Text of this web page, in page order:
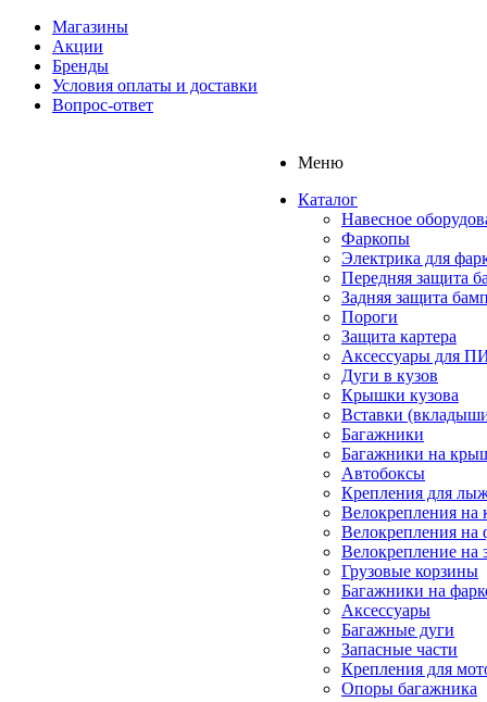
Магазины
Акции
Бренды
Условия оплаты и доставки
Вопрос-ответ
Меню
Каталог
Навесное
Фаркопы
Электрика для
Передняя защита
Задняя защита
Пороги
Защита картера
Аксессуары для
Дуги в кузов
Крышки кузова
Вставки
Багажники
Багажники на
Автобоксы
Крепления для
Велокрепления
Велокрепления на
Велокрепление на
Грузовые корзины
Багажники на
Аксессуары
Багажные дуги
Запасные части
Крепления для
Опоры багажника